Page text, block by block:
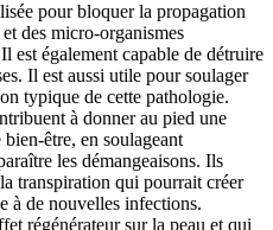
pour bloquer la propagation
des micro-organismes
est également capable de détruire
Il est aussi utile pour soulager
typique de cette pathologie.
à donner au pied une
être, en soulageant
les démangeaisons. Ils
transpiration qui pourrait créer
à de nouvelles infections.
régénérateur sur la peau et qui